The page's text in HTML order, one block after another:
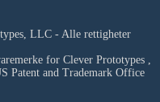
LLC - Alle rettigheter
for Clever Prototypes ,
Patent and Trademark Office